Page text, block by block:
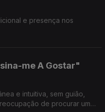
e presença nos
me A Gostar"
e intuitiva, sem guião,
de procurar um